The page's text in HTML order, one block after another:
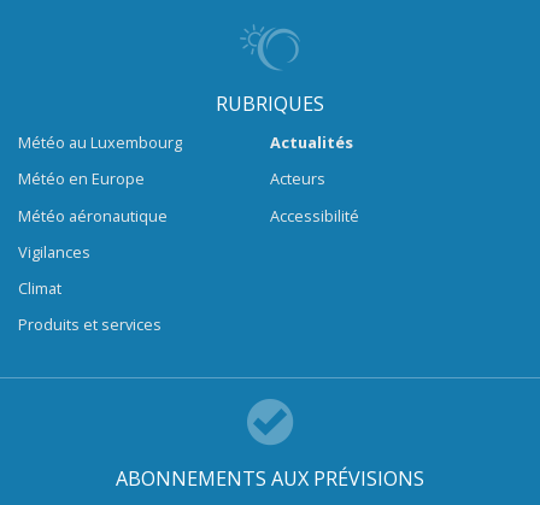
RUBRIQUES
Météo au Luxembourg
Météo en Europe
Météo aéronautique
Vigilances
Climat
Produits et services
Actualités
Acteurs
Accessibilité
ABONNEMENTS AUX PRÉVISIONS